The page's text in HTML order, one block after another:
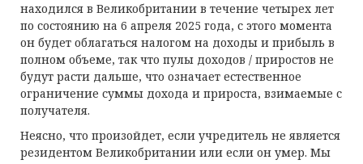
находился в Великобритании в течение четырех лет
по состоянию на 6 апреля 2025 года, с этого момента
он будет облагаться налогом на доходы и прибыль в
полном объеме, так что пулы доходов / приростов не
будут расти дальше, что означает естественное
ограничение суммы дохода и прироста, взимаемые с
получателя.
Неясно, что произойдет, если учредитель не является
резидентом Великобритании или если он умер. Мы